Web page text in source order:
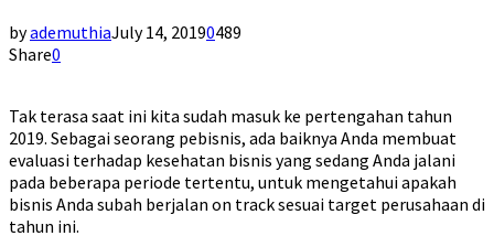
byademuthiaJuly 14, 20190489
Share0
Tak terasa saat ini kita sudah masuk ke pertengahan tahun
2019. Sebagai seorang pebisnis, ada baiknya Anda membuat
evaluasi terhadap kesehatan bisnis yang sedang Anda jalani
pada beberapa periode tertentu, untuk mengetahui apakah
bisnis Anda subah berjalan on track sesuai target perusahaan di
tahun ini.